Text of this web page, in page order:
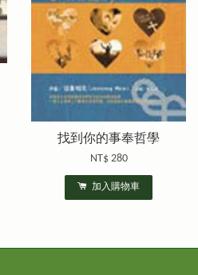
找到你的事奉哲學
NT$ 280
加入購物車